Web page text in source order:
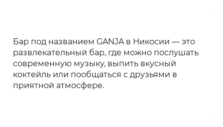
Бар под названием GANJA в Никосии — это
развлекательный бар, где можно послушать
современную музыку, выпить вкусный
коктейль или пообщаться с друзьями в
приятной атмосфере.